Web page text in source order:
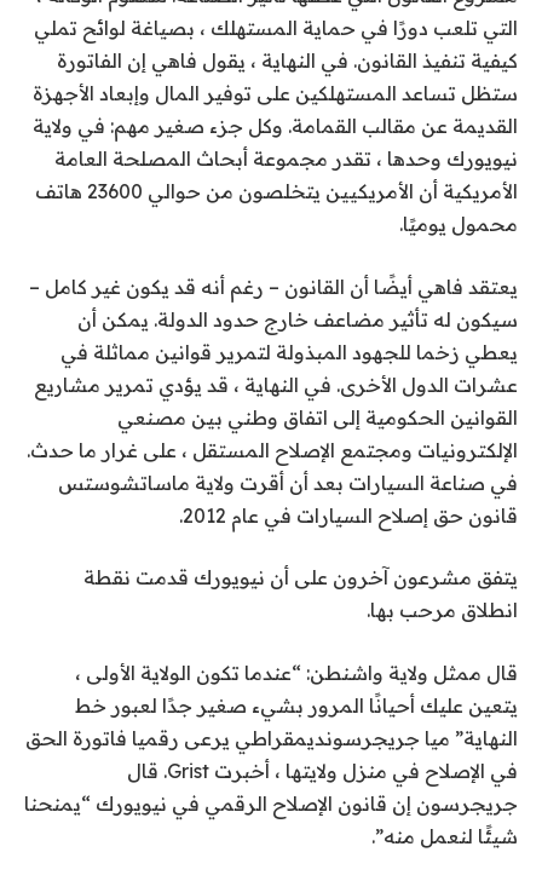
التي تلعب دورًا في حماية المستهلك ، بصياغة لوائح تملي
كيفية تنفيذ القانون. في النهاية ، يقول فاهي إن الفاتورة
ستظل تساعد المستهلكين على توفير المال وإبعاد الأجهزة
القديمة عن مقالب القمامة. وكل جزء صغير مهم: في ولاية
نيويورك وحدها ، تقدر مجموعة أبحاث المصلحة العامة
الأمريكية أن الأمريكيين يتخلصون من حوالي 23600 هاتف
محمول يوميًا.
يعتقد فاهي أيضًا أن القانون – رغم أنه قد يكون غير كامل –
سيكون له تأثير مضاعف خارج حدود الدولة. يمكن أن
يعطي زخما للجهود المبذولة لتمرير قوانين مماثلة في
عشرات الدول الأخرى. في النهاية ، قد يؤدي تمرير مشاريع
القوانين الحكومية إلى اتفاق وطني بين مصنعي
الإلكترونيات ومجتمع الإصلاح المستقل ، على غرار ما حدث.
في صناعة السيارات بعد أن أقرت ولاية ماساتشوستس
قانون حق إصلاح السيارات في عام 2012.
يتفق مشرعون آخرون على أن نيويورك قدمت نقطة
انطلاق مرحب بها.
قال ممثل ولاية واشنطن: “عندما تكون الولاية الأولى ،
يتعين عليك أحيانًا المرور بشيء صغير جدًا لعبور خط
النهاية” ميا جريجرسونديمقراطي يرعى رقميا فاتورة الحق
في الإصلاح
في منزل ولايتها ، أخبرت Grist. قال
جريجرسون إن قانون الإصلاح الرقمي في نيويورك “يمنحنا
شيئًا لنعمل منه”.